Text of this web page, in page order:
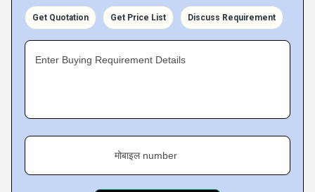
and the success of our company can be measured by our
vast clientele situated all across the globe. All of the
Business Specifics of Potent
Get Quotation Get Price List Discuss Requirement
Enter Buying Requirement Details
मोबाइल number